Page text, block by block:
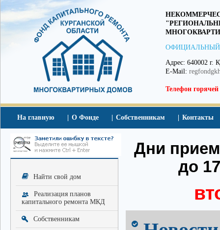
ОФИЦИАЛЬНЫЙ
Адрес: 640002 г.
E-Mail:
Телефон
На главную О Фонде Собственникам Контакты
Найти свой дом
Реализация планов
капитального ремонта МКД
Собственникам
Дни
до